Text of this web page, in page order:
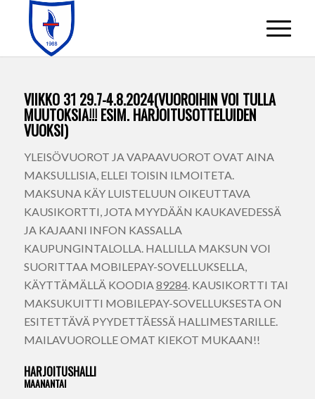
VIIKKO 31 29.7-4.8.2024(VUOROIHIN VOI TULLA
MUUTOKSIA!!! ESIM. HARJOITUSOTTELUIDEN
VUOKSI)
YLEISÖVUOROT JA VAPAAVUOROT OVAT AINA
MAKSULLISIA, ELLEI TOISIN ILMOITETA.
MAKSUNA KÄY LUISTELUUN OIKEUTTAVA
KAUSIKORTTI, JOTA MYYDÄÄN KAUKAVEDESSÄ
JA KAJAANI INFON KASSALLA
KAUPUNGINTALOLLA. HALLILLA MAKSUN VOI
SUORITTAA MOBILEPAY-SOVELLUKSELLA,
KÄYTTÄMÄLLÄ KOODIA 89284. KAUSIKORTTI TAI
MAKSUKUITTI MOBILEPAY-SOVELLUKSESTA ON
ESITETTÄVÄ PYYDETTÄESSÄ HALLIMESTARILLE.
MAILAVUOROLLE OMAT KIEKOT MUKAAN!!
HARJOITUSHALLI
MAANANTAI